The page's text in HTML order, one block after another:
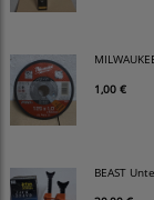
1,00 €
BEAST